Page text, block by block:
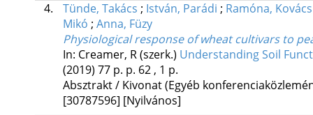
4.
Tünde, Takács ; István, Parádi ; Ramóna, Kovács
Mikó ; Anna, Füzy
Physiological response of wheat cultivars to
In: Creamer, R (szerk.) Understanding Soil
(2019) 77 p. p. 62 , 1 p.
Absztrakt / Kivonat (Egyéb
[30787596] [Nyilvános]